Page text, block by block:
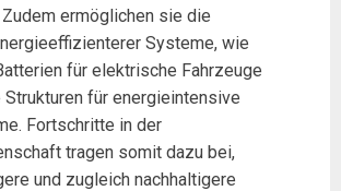
ermöglichen sie die
Systeme, wie
für elektrische Fahrzeuge
für energieintensive
Fortschritte in der
tragen somit dazu bei,
und zugleich nachhaltigere